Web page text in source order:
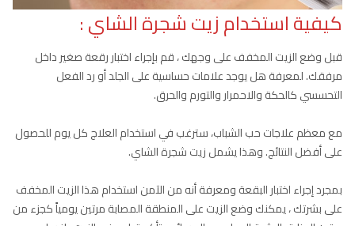
كيفية استخدام زيت شجرة الشاي :
قبل وضع الزيت المخفف على وجهك ، قم بإجراء اختبار رقعة صغير داخل
مرفقك. لمعرفة هل يوجد علامات حساسية على الجلد أو رد الفعل
التحسسي كالحكة والاحمرار والتورم والحرق.
مع معظم علاجات حب الشباب، سترغب في استخدام العلاج كل يوم للحصول
على أفضل النتائج. وهذا يشمل زيت شجرة الشاي.
بمجرد إجراء اختبار البقعة ومعرفة أنه من الآمن استخدام هذا الزيت المخفف
على بشرتك ، يمكنك وضع الزيت على المنطقة المصابة مرتين يومياً كجزء من